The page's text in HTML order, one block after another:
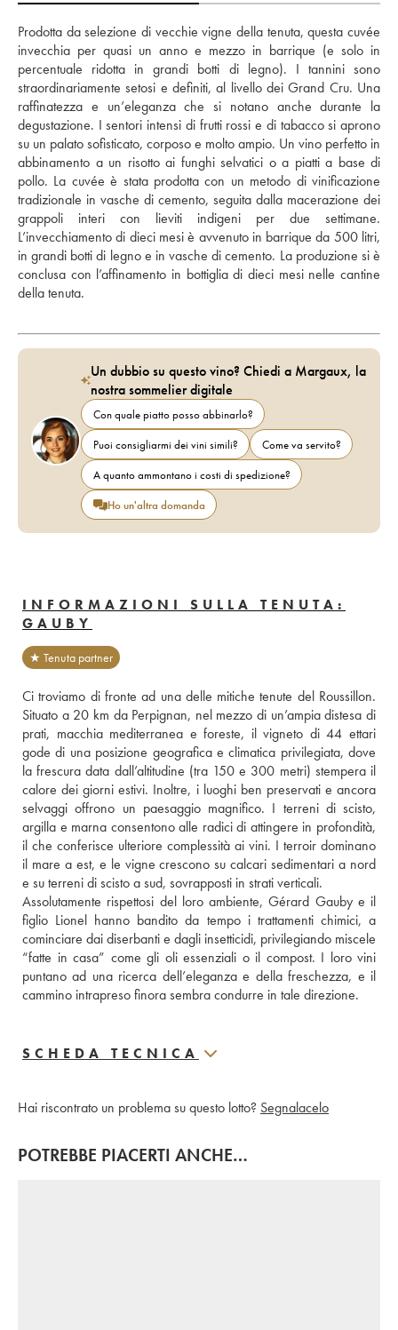
Prodotta da selezione di vecchie vigne della tenuta, questa cuvée
invecchia per quasi un anno e mezzo in barrique (e solo in
percentuale ridotta in grandi botti di legno). I tannini sono
straordinariamente setosi e definiti, al livello dei Grand Cru. Una
raffinatezza e un’eleganza che si notano anche durante la
degustazione. I sentori intensi di frutti rossi e di tabacco si aprono
su un palato sofisticato, corposo e molto ampio. Un vino perfetto in
abbinamento a un risotto ai funghi selvatici o a piatti a base di
pollo. La cuvée è stata prodotta con un metodo di vinificazione
tradizionale in vasche di cemento, seguita dalla macerazione dei
grappoli interi con lieviti indigeni per due settimane.
L’invecchiamento di dieci mesi è avvenuto in barrique da 500 litri,
in grandi botti di legno e in vasche di cemento. La produzione si è
conclusa con l’affinamento in bottiglia di dieci mesi nelle cantine
della tenuta.
Un dubbio su questo vino? Chiedi a Margaux, la
nostra sommelier digitale
Con quale piatto posso abbinarlo?
Puoi consigliarmi dei vini simili?
Come va servito?
A quanto ammontano i costi di spedizione?
Ho un'altra domanda
INFORMAZIONI SULLA TENUTA:
GAUBY
★ Tenuta partner
Ci troviamo di fronte ad una delle mitiche tenute del Roussillon.
Situato a 20 km da Perpignan, nel mezzo di un’ampia distesa di
prati, macchia mediterranea e foreste, il vigneto di 44 ettari
gode di una posizione geografica e climatica privilegiata, dove
la frescura data dall’altitudine (tra 150 e 300 metri) stempera il
calore dei giorni estivi. Inoltre, i luoghi ben preservati e ancora
selvaggi offrono un paesaggio magnifico. I terreni di scisto,
argilla e marna consentono alle radici di attingere in profondità,
il che conferisce ulteriore complessità ai vini. I terroir dominano
il mare a est, e le vigne crescono su calcari sedimentari a nord
e su terreni di scisto a sud, sovrapposti in strati verticali.
Assolutamente rispettosi del loro ambiente, Gérard Gauby e il
figlio Lionel hanno bandito da tempo i trattamenti chimici, a
cominciare dai diserbanti e dagli insetticidi, privilegiando miscele
“fatte in casa” come gli oli essenziali o il compost. I loro vini
puntano ad una ricerca dell’eleganza e della freschezza, e il
cammino intrapreso finora sembra condurre in tale direzione.
SCHEDA TECNICA
Hai riscontrato un problema su questo lotto? Segnalacelo
POTREBBE PIACERTI ANCHE…